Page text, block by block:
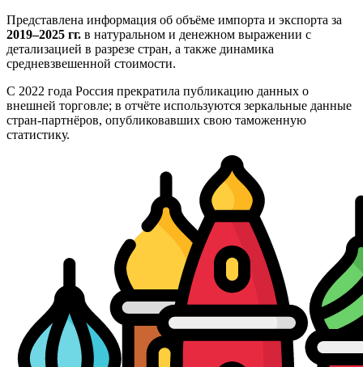
Представлена информация об объёме импорта и экспорта за
2019–2025 гг. в натуральном и денежном выражении с
детализацией в разрезе стран, а также динамика
средневзвешенной стоимости.
С 2022 года Россия прекратила публикацию данных о
внешней торговле; в отчёте используются зеркальные данные
стран-партнёров, опубликовавших свою таможенную
статистику.